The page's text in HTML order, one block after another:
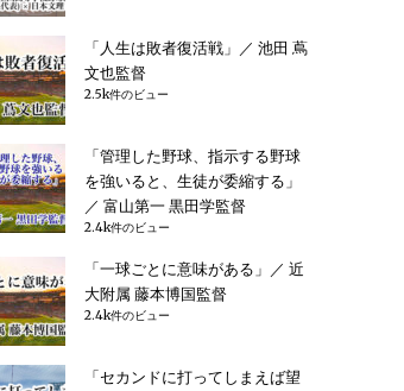
「人生は敗者復活戦」／ 池田 蔦
文也監督
2.5k件のビュー
「管理した野球、指示する野球
を強いると、生徒が委縮する」
／ 富山第一 黒田学監督
2.4k件のビュー
「一球ごとに意味がある」／ 近
大附属 藤本博国監督
2.4k件のビュー
「セカンドに打ってしまえば望